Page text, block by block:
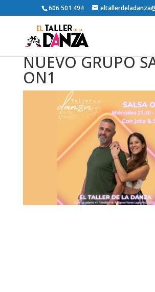
606 501 494
NUEVO GRUPO
ON1